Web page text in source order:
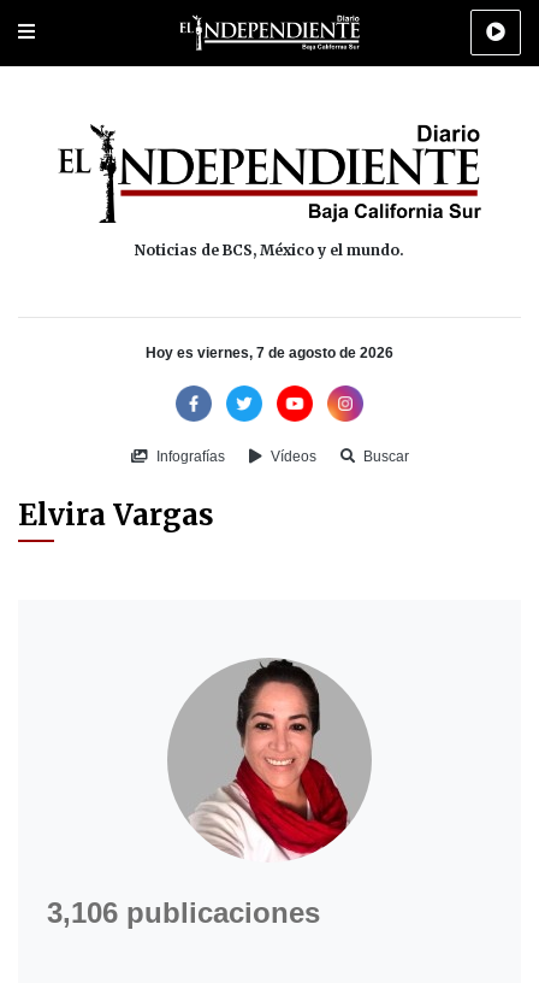
Portada Los Cabos Policiaca Deportes Cultura
Noticias de BCS, México y el mundo.
Hoy es viernes, 7 de agosto de 2026
Infografías Vídeos Buscar
Elvira Vargas
3,106 publicaciones